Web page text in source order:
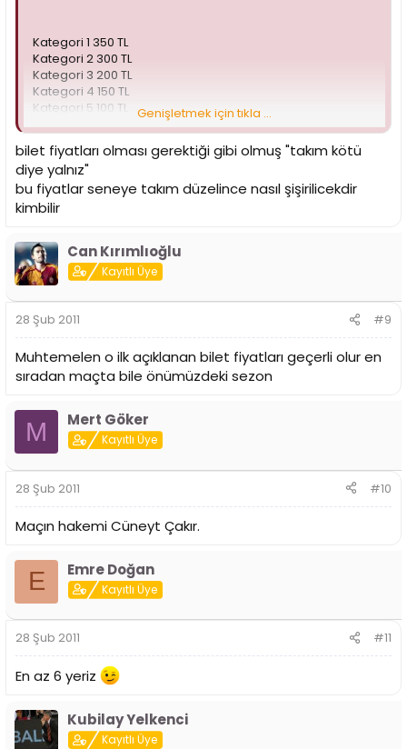
Kategori 1 350 TL
Kategori 2 300 TL
Kategori 3 200 TL
Kategori 4 150 TL
Kategori 5 100 TL
Kategori 6 50 TL
Kategori 8 - Rakip Takım 30 TL
Genişletmek için tıkla ...
bilet fiyatları olması gerektiği gibi olmuş "takım kötü
diye yalnız"
bu fiyatlar seneye takım düzelince nasıl şişirilicekdir
kimbilir
Can Kırımlıoğlu
Kayıtlı Üye
28 Şub 2011 #9
Muhtemelen o ilk açıklanan bilet fiyatları geçerli olur en
sıradan maçta bile önümüzdeki sezon
M Mert Göker
Kayıtlı Üye
28 Şub 2011 #10
Maçın hakemi Cüneyt Çakır.
E Emre Doğan
Kayıtlı Üye
28 Şub 2011 #11
En az 6 yeriz
Kubilay Yelkenci
Kayıtlı Üye